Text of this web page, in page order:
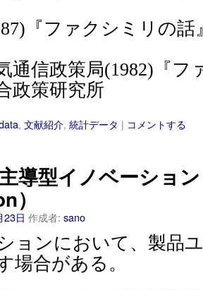
『ファクシミリの
通信政策局(1982)『フ
政策研究所
, 文献紹介, 統計データ | コメントする
導型イノベーショ
）
23日 作成者: sano
ョンにおいて、製品
場合がある。